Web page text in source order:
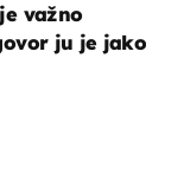
važno
ju je jako